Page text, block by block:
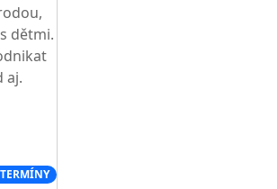
dětmi.
aj.